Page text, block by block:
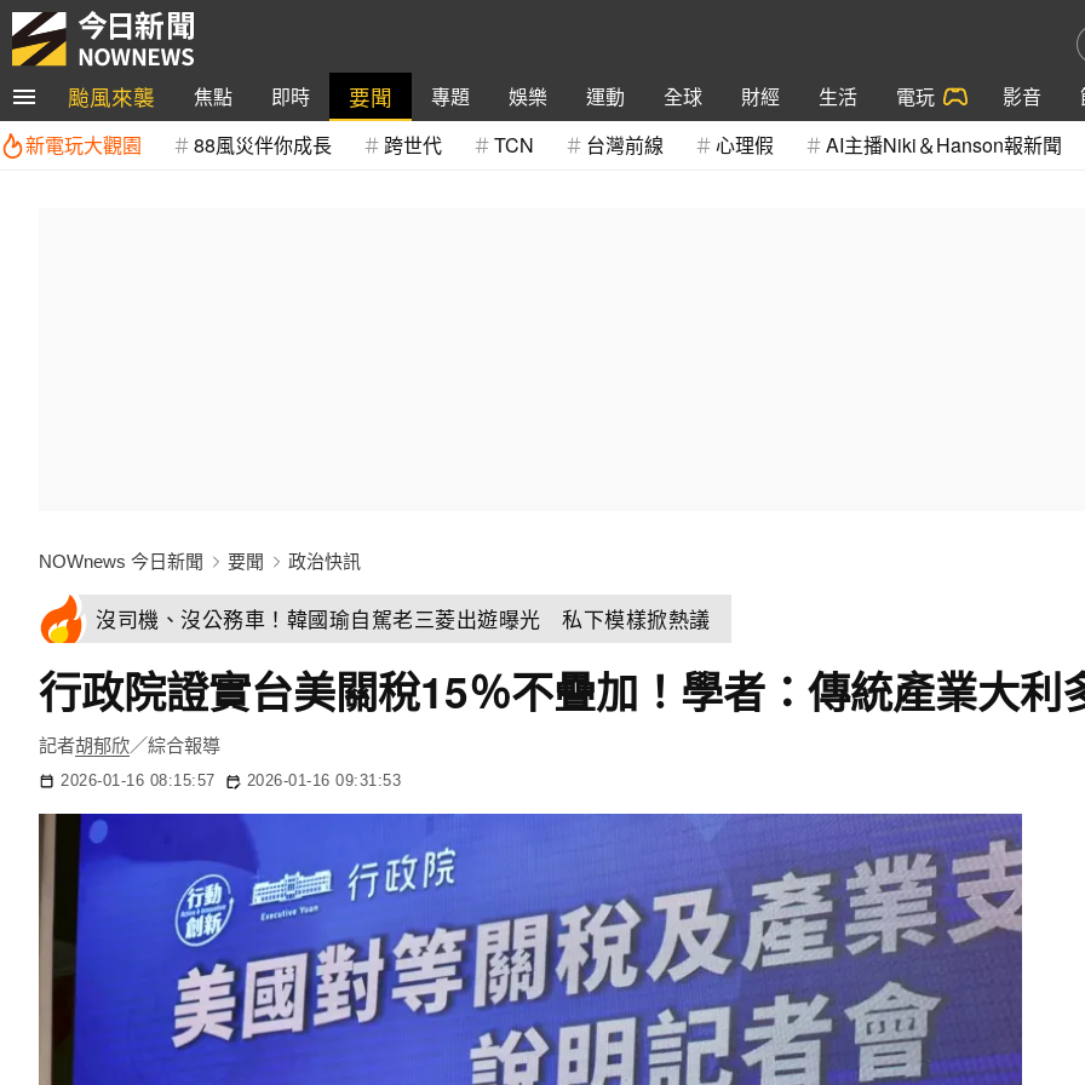
颱風來襲 焦點 即時 要聞 專題 娛樂 運動 全球 財經 生活 電玩 影音
新電玩大觀園
88風災伴你成長 跨世代 TCN 台灣前線 心理假 AI主播Niki＆Hanson報新聞
NOWnews 今日新聞 要聞 政治快訊
沒司機、沒公務車！韓國瑜自駕老三菱出遊曝光 私下模樣掀熱議
行政院證實台美關稅15％不疊加！學者：傳統產業大利
記者胡郁欣／綜合報導
2026-01-16 08:15:57 2026-01-16 09:31:53